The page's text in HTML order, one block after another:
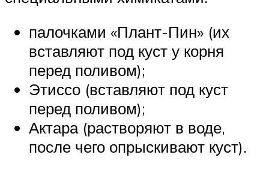
палочками «Плант-Пин» (их
вставляют под куст у корня
перед поливом);
Этиссо (вставляют под куст
перед поливом);
Актара (растворяют в воде,
после чего опрыскивают куст).